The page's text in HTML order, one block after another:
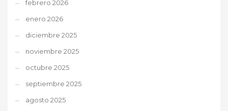
febrero 2026
enero 2026
diciembre 2025
noviembre 2025
octubre 2025
septiembre 2025
agosto 2025